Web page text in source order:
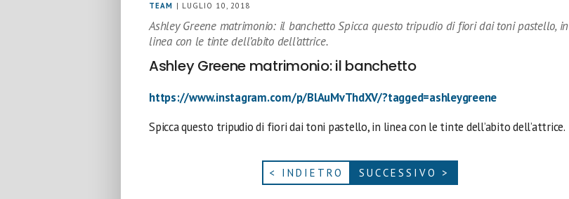
TEAM | LUGLIO 10, 2018
Ashley Greene matrimonio: il banchetto Spicca questo tripudio di fiori dai toni pastello, in
linea con le tinte dell’abito dell’attrice.
Ashley Greene matrimonio: il banchetto
https://www.instagram.com/p/BlAuMvThdXV/?tagged=ashleygreene
Spicca questo tripudio di fiori dai toni pastello, in linea con le tinte dell’abito dell’attrice.
< INDIETRO SUCCESSIVO >